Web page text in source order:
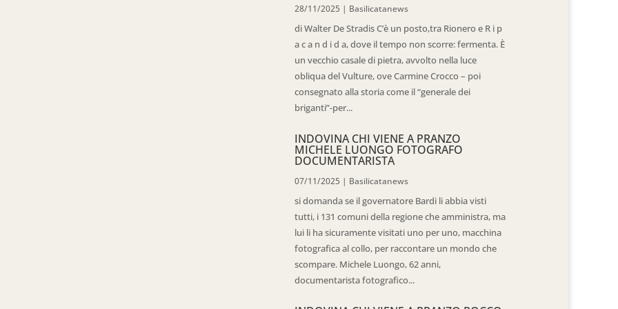
28/11/2025 | Basilicatanews
di Walter De Stradis C’è un posto,tra Rionero e R i p
a c a n d i d a, dove il tempo non scorre: fermenta. È
un vecchio casale di pietra, avvolto nella luce
obliqua del Vulture, ove Carmine Crocco – poi
consegnato alla storia come il “generale dei
briganti”-per...
INDOVINA CHI VIENE A PRANZO
MICHELE LUONGO FOTOGRAFO
DOCUMENTARISTA
07/11/2025 | Basilicatanews
si domanda se il governatore Bardi li abbia visti
tutti, i 131 comuni della regione che amministra, ma
lui li ha sicuramente visitati uno per uno, macchina
fotografica al collo, per raccontare un mondo che
scompare. Michele Luongo, 62 anni,
documentarista fotografico...